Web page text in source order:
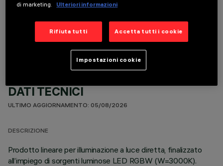
COMPONENTI OPZIONALI
DATI TECNICI
ULTIMO AGGIORNAMENTO: 05/08/2026
DESCRIZIONE
Prodotto lineare per illuminazione a luce diretta, finalizzato
all’impiego di sorgenti luminose LED RGBW (W=3000K).
di marketing.
Ulteriori informazioni
Rifiuta tutti Accetta tutti i cookie
Impostazioni cookie